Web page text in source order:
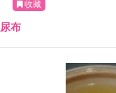
收藏
尿布